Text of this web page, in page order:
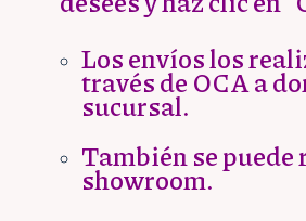
Los envíos los
través de OCA a
sucursal.
También se
showroom.